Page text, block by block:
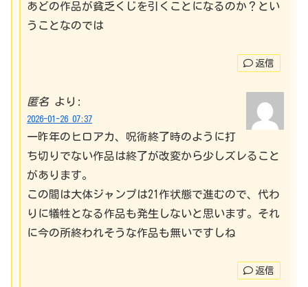
あどの作品が貧乏くじを引くことになるのか？とい
うことなのでは
返信
匿名 より:
2026-01-26 07:37
一昨年のヒロアカ、呪術終了時のように打
ち切りでない作品は終了が改変から少しズレること
があります。
この間は大体ジャンプは21作状態で進むので、代わ
りに犠牲となる作品も発生しないと思います。それ
に今の所終われそうな作品も無いですしね
返信